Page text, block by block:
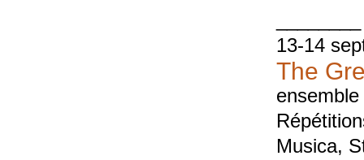
13-14
The
Musica,